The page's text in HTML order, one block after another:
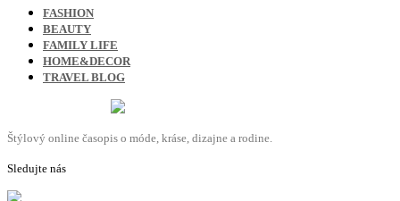
FASHION
BEAUTY
FAMILY LIFE
HOME&DECOR
TRAVEL BLOG
Štýlový online časopis o móde, kráse, dizajne a rodine.
Sledujte nás